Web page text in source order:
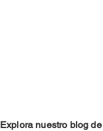
Explora nuestro blog